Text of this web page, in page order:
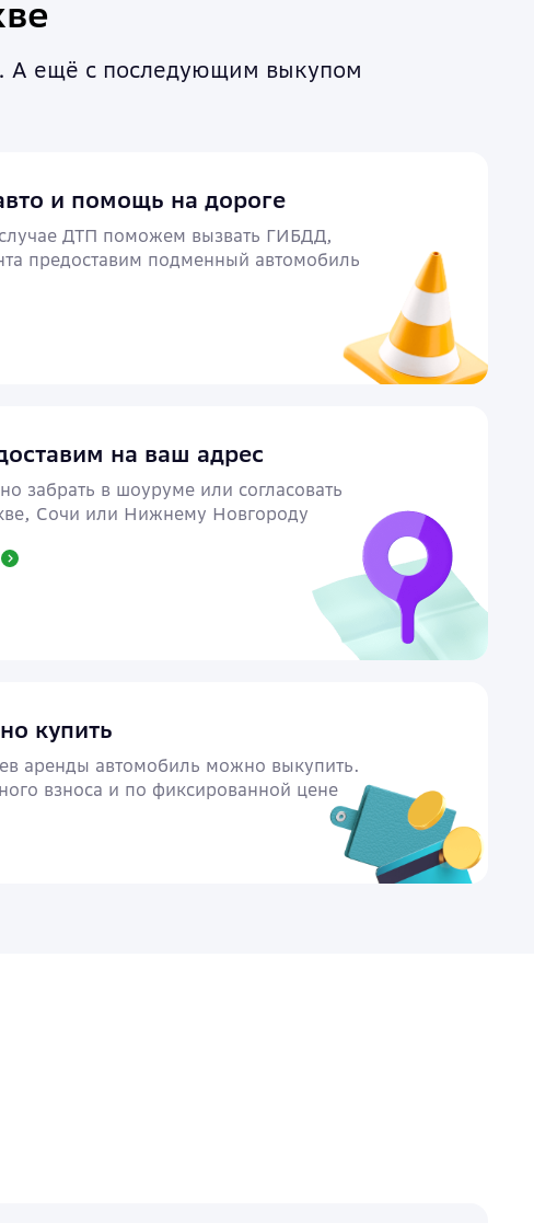
А ещё с последующим выкупом
на ваш адрес
забрать в шоуруме или согласовать
Сочи или Нижнему Новгороду
купить
аренды автомобиль можно выкупить.
взноса и по фиксированной цене
и помощь на дороге
ДТП поможем вызвать ГИБДД,
предоставим подменный автомобиль